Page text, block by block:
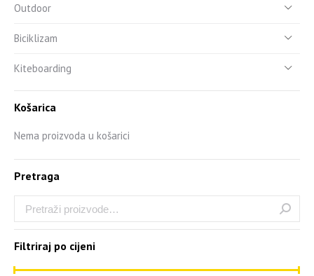
Outdoor
Biciklizam
Kiteboarding
Košarica
Nema proizvoda u košarici
Pretraga
Filtriraj po cijeni